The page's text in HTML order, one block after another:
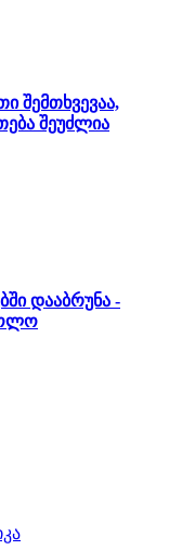
შემთხვევაა,
შეუძლია
დააბრუნა -